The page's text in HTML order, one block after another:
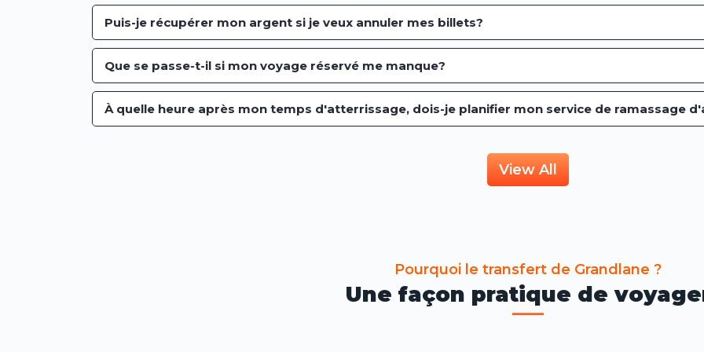
Puis-je récupérer mon argent si je veux annuler mes billets?
Que se passe-t-il si mon voyage réservé me manque?
À quelle heure après mon temps d'atterrissage, dois-je planifier mon service de ramassage
View All
Pourquoi le transfert de Grandlane ?
Une façon pratique de